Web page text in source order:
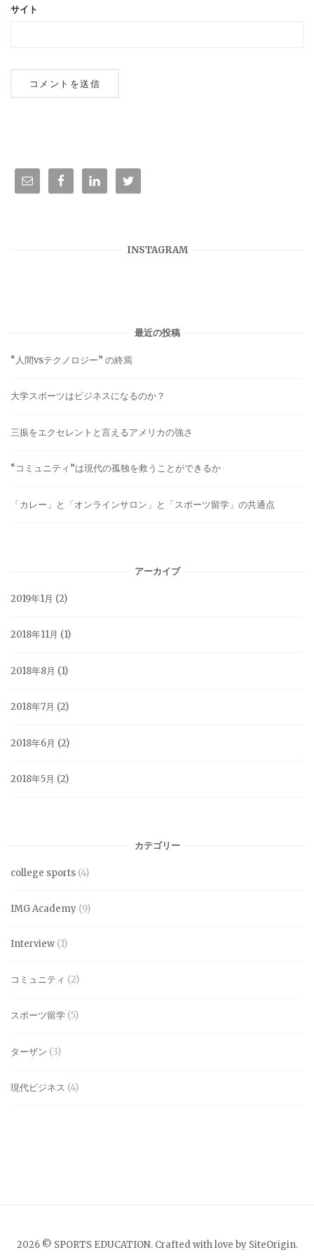
サイト
INSTAGRAM
最近の投稿
“人間vsテクノロジー” の終焉
大学スポーツはビジネスになるのか？
三振をエクセレントと言えるアメリカの強さ
“コミュニティ”は現代の孤独を救うことができるか
「カレー」と「オンラインサロン」と「スポーツ留学」の共通点
アーカイブ
2019年1月 (2)
2018年11月 (1)
2018年8月 (1)
2018年7月 (2)
2018年6月 (2)
2018年5月 (2)
カテゴリー
college sports (4)
IMG Academy (9)
Interview (1)
コミュニティ (2)
スポーツ留学 (5)
ターザン (3)
現代ビジネス (4)
2026 © SPORTS EDUCATION. Crafted with love by SiteOrigin.